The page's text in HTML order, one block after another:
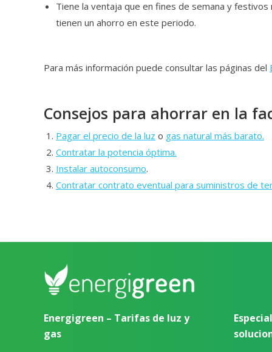
Tiene la ventaja que en fines de semana y
tienen un ahorro en este periodo.
Para más información puede consultar las páginas del
Consejos para ahorrar en la
Pagar el precio de la luz o gas natural más barato.
Contratar la potencia óptima.
Instalar autoconsumo.
Contratar contrato eventual para suministros de
Energigreen – Tarifas de luz y
gas